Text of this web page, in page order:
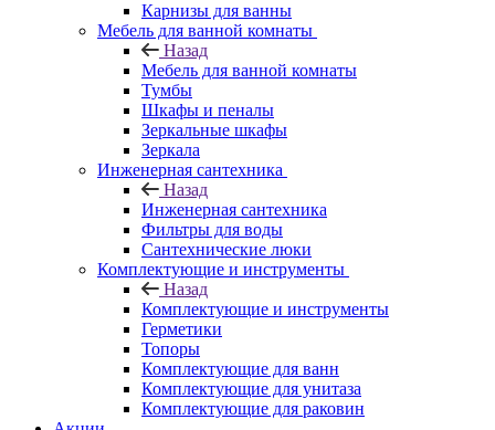
Карнизы для ванны
Мебель для ванной комнаты
Назад
Мебель для ванной комнаты
Тумбы
Шкафы и пеналы
Зеркальные шкафы
Зеркала
Инженерная сантехника
Назад
Инженерная сантехника
Фильтры для воды
Сантехнические люки
Комплектующие и инструменты
Назад
Комплектующие и инструменты
Герметики
Топоры
Комплектующие для ванн
Комплектующие для унитаза
Комплектующие для раковин